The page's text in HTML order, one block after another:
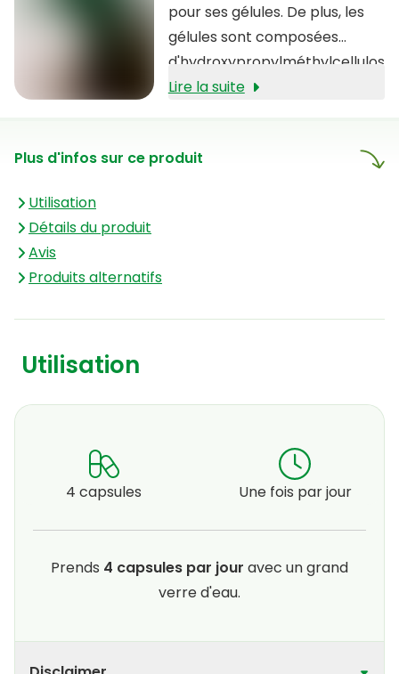
pour ses gélules. De plus, les
gélules sont composées
d'hydroxypropylméthylcellulos
e (HPMC), un matériau dérivé
Lire la suite
Plus d'infos sur ce produit
Utilisation
Détails du produit
Avis
Produits alternatifs
Utilisation
4 capsules Une fois par jour
Prends 4 capsules par jour avec un grand
verre d'eau.